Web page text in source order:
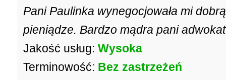
Pani Paulinka wynegocjowała mi
pieniądze. Bardzo mądra pani
Jakość usług: Wysoka
Terminowość: Bez zastrzeżeń